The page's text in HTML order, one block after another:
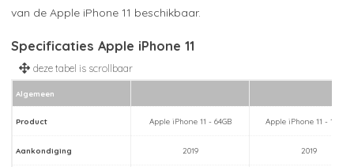
van de Apple iPhone 11 beschikbaar.
Specificaties Apple iPhone 11
Algemeen
Product Apple iPhone 11 - 64GB Apple iPhone 11 - 128GB
Aankondiging 2019 2019